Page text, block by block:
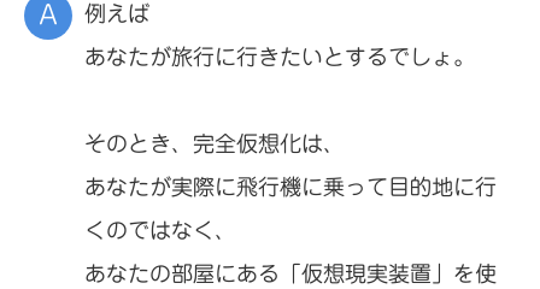
例えば
あなたが旅行に行きたいとするでしょ。
そのとき、完全仮想化は、
あなたが実際に飛行機に乗って目的地に行
くのではなく、
あなたの部屋にある「仮想現実装置」を使